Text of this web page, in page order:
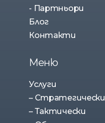
- Партньори
Блог
Контакти
Меню
Услуги
– Стратегически
– Тактически